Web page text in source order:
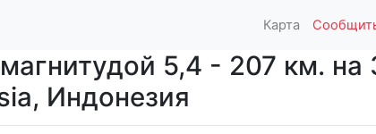
Карта
5,4 - 207 км.
Индонезия